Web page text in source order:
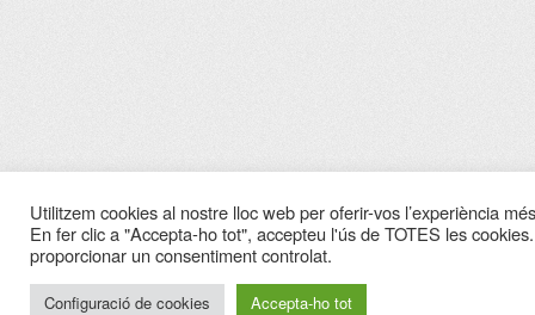
Utilitzem cookies al nostre lloc web per oferir-vos l’experiència
En fer clic a "Accepta-ho tot", accepteu l'ús de TOTES les
proporcionar un consentiment controlat.
Configuració de cookies Accepta-ho tot